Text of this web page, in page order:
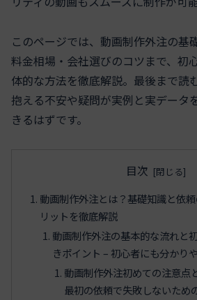
このページでは、動画制作外注の基
料金相場・会社選びのコツまで、初
体的な方法を徹底解説。最後まで読
抱える不安や疑問が実例と実データ
きるはずです。
目次
動画制作外注とは？基礎知識と依
リットを徹底解説
動画制作外注の基本的な流れと
きポイント – 初心者にも分かり
動画制作外注初めての注意点
最初の依頼で失敗しないため